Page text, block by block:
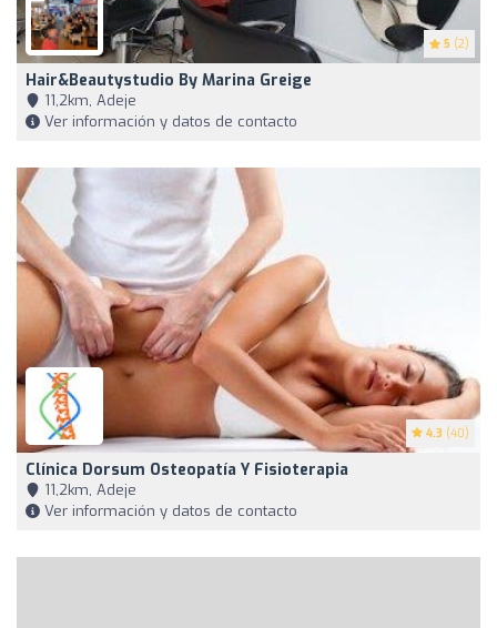
5 (2)
Hair&beautystudio By Marina Greige
11,2km, Adeje
Ver información y datos de contacto
4.3 (40)
Clínica Dorsum Osteopatía Y Fisioterapia
11,2km, Adeje
Ver información y datos de contacto